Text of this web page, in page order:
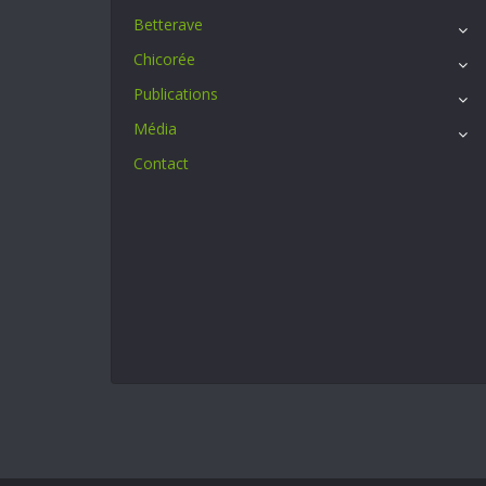
Betterave
Chicorée
Publications
Média
Contact